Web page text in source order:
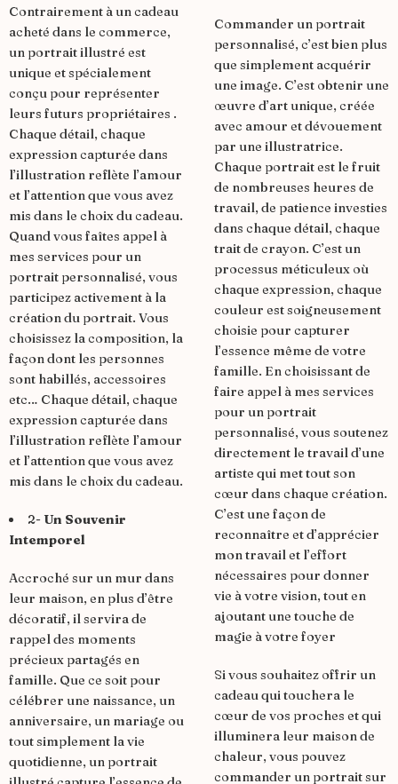
Contrairement à un cadeau
acheté dans le commerce,
un portrait illustré est
unique et spécialement
conçu pour représenter
leurs futurs propriétaires .
Chaque détail, chaque
expression capturée dans
l’illustration reflète l’amour
et l’attention que vous avez
mis dans le choix du cadeau.
Quand vous faîtes appel à
mes services pour un
portrait personnalisé, vous
participez activement à la
création du portrait. Vous
choisissez la composition, la
façon dont les personnes
sont habillés, accessoires
etc… Chaque détail, chaque
expression capturée dans
l’illustration reflète l’amour
et l’attention que vous avez
mis dans le choix du cadeau.
2-Un Souvenir
Intemporel
Accroché sur un mur dans
leur maison, en plus d’être
décoratif, il servira de
rappel des moments
précieux partagés en
famille. Que ce soit pour
célébrer une naissance, un
anniversaire, un mariage ou
tout simplement la vie
quotidienne, un portrait
Commander un portrait
personnalisé, c’est bien plus
que simplement acquérir
une image. C’est obtenir une
œuvre d’art unique, créée
avec amour et dévouement
par une illustratrice.
Chaque portrait est le fruit
de nombreuses heures de
travail, de patience investies
dans chaque détail, chaque
trait de crayon. C’est un
processus méticuleux où
chaque expression, chaque
couleur est soigneusement
choisie pour capturer
l’essence même de votre
famille. En choisissant de
faire appel à mes services
pour un portrait
personnalisé, vous soutenez
directement le travail d’une
artiste qui met tout son
cœur dans chaque création.
C’est une façon de
reconnaître et d’apprécier
mon travail et l’effort
nécessaires pour donner
vie à votre vision, tout en
ajoutant une touche de
magie à votre foyer
Si vous souhaitez offrir un
cadeau qui touchera le
cœur de vos proches et qui
illuminera leur maison de
chaleur,vous pouvez
commander un portrait sur